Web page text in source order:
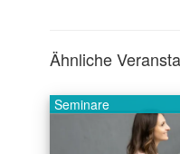
Ähnliche
Seminare